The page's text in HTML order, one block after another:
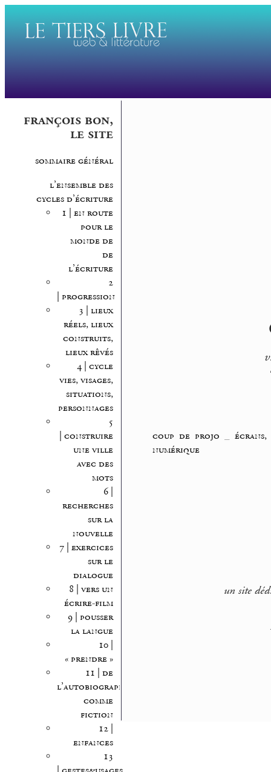
françois bon,
le site
sommaire général
l’ensemble des
cycles d’écriture
1 | en route
pour le
monde de
de
l’écriture
2
| progression
3 | lieux
réels, lieux
construits,
lieux rêvés
4 | cycle
vies, visages,
situations,
personnages
5
| construire
une ville
avec des
mots
6 |
recherches
sur la
nouvelle
7 | exercices
sur le
dialogue
8 | vers un
écrire-film
9 | pousser
la langue
10 |
« prendre »
11 | de
l’autobiographie
comme
fiction
12 |
enfances
13
coup de projo _écrans,
numérique
un site